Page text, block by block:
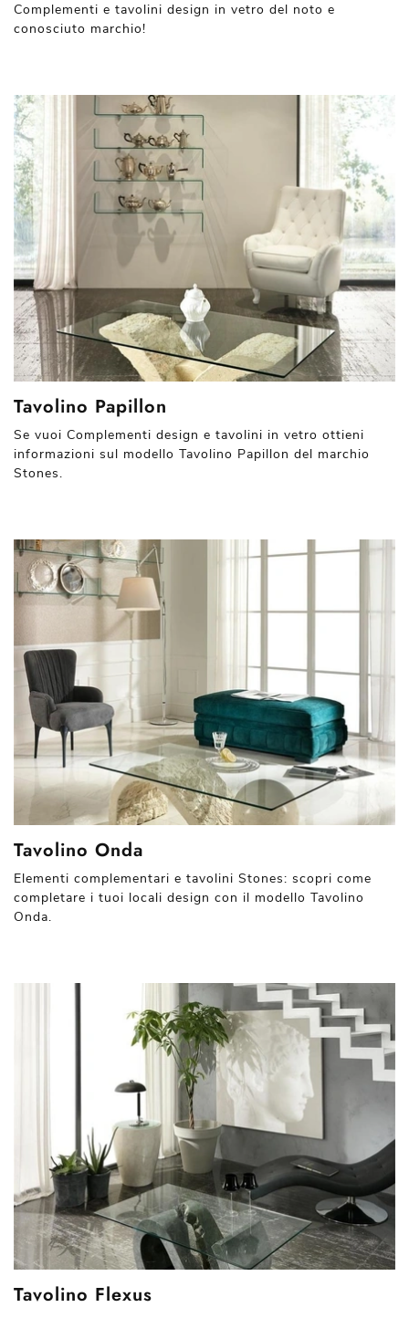
Complementi e tavolini design in vetro del noto e
conosciuto marchio!
Tavolino Papillon
Se vuoi Complementi design e tavolini in vetro ottieni
informazioni sul modello Tavolino Papillon del marchio
Stones.
Tavolino Onda
Elementi complementari e tavolini Stones: scopri come
completare i tuoi locali design con il modello Tavolino
Onda.
Tavolino Flexus